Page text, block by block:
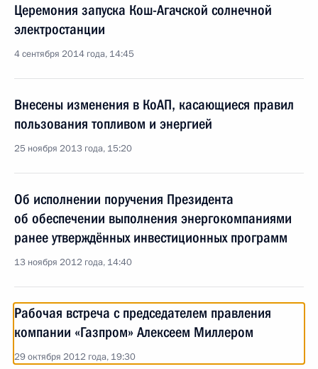
Церемония запуска Кош-Агачской солнечной
электростанции
4 сентября 2014 года, 14:45
Внесены изменения в КоАП, касающиеся правил
пользования топливом и энергией
25 ноября 2013 года, 15:20
Об исполнении поручения Президента
об обеспечении выполнения энергокомпаниями
ранее утверждённых инвестиционных программ
13 ноября 2012 года, 14:40
Рабочая встреча с председателем правления
компании «Газпром» Алексеем Миллером
29 октября 2012 года, 19:30